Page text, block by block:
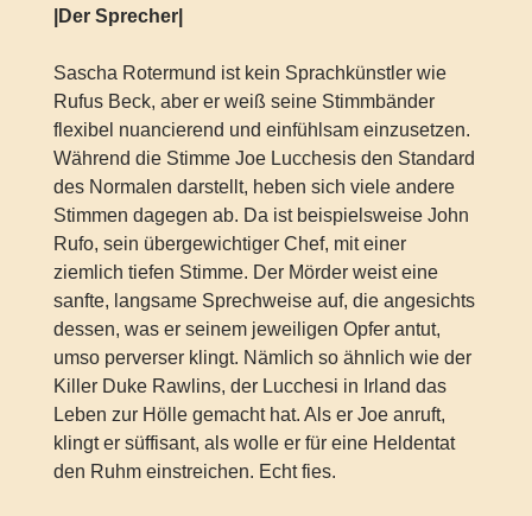
|Der Sprecher|
Sascha Rotermund ist kein Sprachkünstler wie
Rufus Beck, aber er weiß seine Stimmbänder
flexibel nuancierend und einfühlsam einzusetzen.
Während die Stimme Joe Lucchesis den Standard
des Normalen darstellt, heben sich viele andere
Stimmen dagegen ab. Da ist beispielsweise John
Rufo, sein übergewichtiger Chef, mit einer
ziemlich tiefen Stimme. Der Mörder weist eine
sanfte, langsame Sprechweise auf, die angesichts
dessen, was er seinem jeweiligen Opfer antut,
umso perverser klingt. Nämlich so ähnlich wie der
Killer Duke Rawlins, der Lucchesi in Irland das
Leben zur Hölle gemacht hat. Als er Joe anruft,
klingt er süffisant, als wolle er für eine Heldentat
den Ruhm einstreichen. Echt fies.